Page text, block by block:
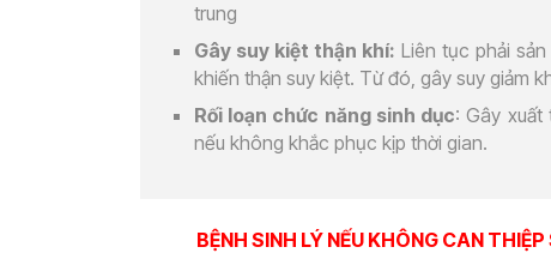
trung
Gây suy kiệt thận khí: Liên tục phải
khiến thận suy kiệt. Từ đó, gây suy giảm
Rối loạn chức năng sinh dục: Gây xuất
nếu không khắc phục kịp thời gian.
BỆNH SINH LÝ NẾU KHÔNG CAN